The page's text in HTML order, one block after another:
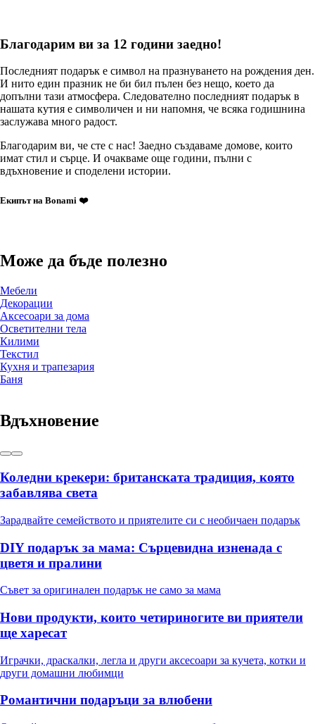
Благодарим ви за 12 години заедно!
Последният подарък е символ на празнуването на рождения ден.
И нито един празник не би бил пълен без нещо, което да
допълни тази атмосфера. Следователно последният подарък в
нашата кутия е символичен и ни напомня, че всяка годишнина
заслужава много радост.
Благодарим ви, че сте с нас! Заедно създаваме домове, които
имат стил и сърце. И очакваме още години, пълни с
вдъхновение и споделени истории.
Екипът на Bonami ❤️
Може да бъде полезно
Мебели
Декорации
Аксесоари за дома
Осветителни тела
Килими
Текстил
Кухня и трапезария
Баня
Вдъхновение
Коледни крекери: британската традиция, която
забавлява света
Зарадвайте семейството и приятелите си с необичаен подарък
DIY подарък за мама: Сърцевидна изненада с
цветя и пралини
Съвет за оригинален подарък не само за мама
Нови продукти, които четириногите ви приятели
ще харесат
Играчки, драскалки, легла и други аксесоари за кучета, котки и
други домашни любимци
Романтични подаръци за влюбени